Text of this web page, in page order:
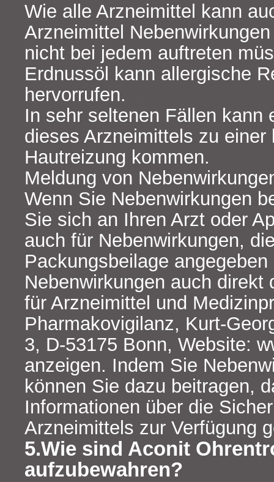
Wie alle Arzneimittel kann
Arzneimittel
nicht bei jedem auftreten
Erdnussöl kann allergische
hervorrufen.
In sehr seltenen Fällen kann
dieses Arzneimittels zu einer
Hautreizung kommen.
Meldung von
Wenn Sie Nebenwirkungen
Sie sich an Ihren Arzt oder
auch für Nebenwirkungen,
Packungsbeilage
Nebenwirkungen auch direkt
für Arzneimittel und
Pharmakovigilanz, Kurt-
3, D-53175 Bonn, Website:
anzeigen. Indem Sie
können Sie dazu beitragen,
Informationen über die
Arzneimittels zur Verfügung
5.Wie sind Aconit
aufzubewahren?